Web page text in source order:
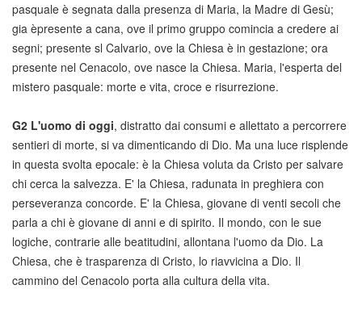
pasquale è segnata dalla presenza di Maria, la Madre di Gesù;
gia èpresente a cana, ove il primo gruppo comincia a credere ai
segni; presente sl Calvario, ove la Chiesa è in gestazione; ora
presente nel Cenacolo, ove nasce la Chiesa. Maria, l'esperta del
mistero pasquale: morte e vita, croce e risurrezione.
G2 L'uomo di oggi, distratto dai consumi e allettato a percorrere
sentieri di morte, si va dimenticando di Dio. Ma una luce risplende
in questa svolta epocale: è la Chiesa voluta da Cristo per salvare
chi cerca la salvezza. E' la Chiesa, radunata in preghiera con
perseveranza concorde. E' la Chiesa, giovane di venti secoli che
parla a chi è giovane di anni e di spirito. Il mondo, con le sue
logiche, contrarie alle beatitudini, allontana l'uomo da Dio. La
Chiesa, che è trasparenza di Cristo, lo riavvicina a Dio. Il
cammino del Cenacolo porta alla cultura della vita.